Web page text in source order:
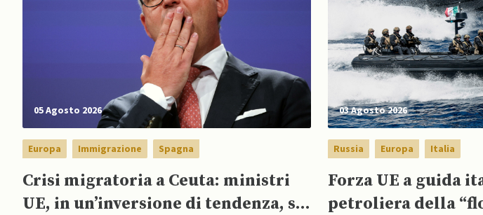
05 Agosto 2026
Europa Immigrazione Spagna
Crisi migratoria a Ceuta: ministri
UE, in un’inversione di tendenza, si
03 Agosto 2026
Russia Europa Italia
Forza UE a guida
petroliera della